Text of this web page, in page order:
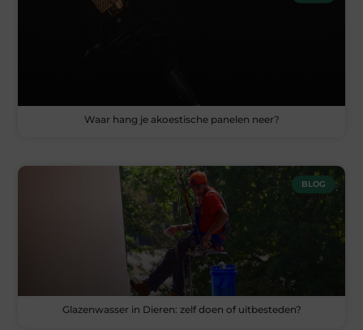
Waar hang je akoestische panelen neer?
BLOG
Glazenwasser in Dieren: zelf doen of uitbesteden?